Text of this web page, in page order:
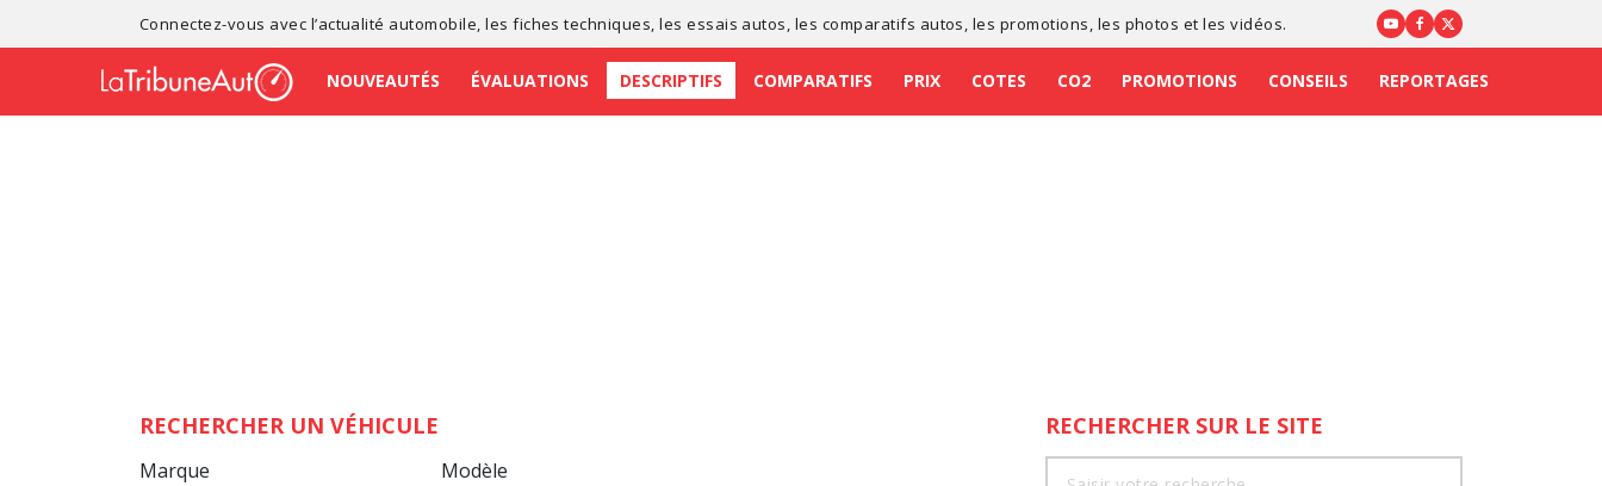
Connectez-vous avec l’actualité automobile , lesfiches techniques , lesessais autos , les comparatifs autos , les promotions , les photos et les vidéos.
NOUVEAUTÉS ÉVALUATIONS DESCRIPTIFS COMPARATIFS PRIX COTES CO2 PROMOTIONS CONSEILS REPORTAGES
RECHERCHER UN VÉHICULE
Marque Modèle
RECHERCHER SUR LE SITE